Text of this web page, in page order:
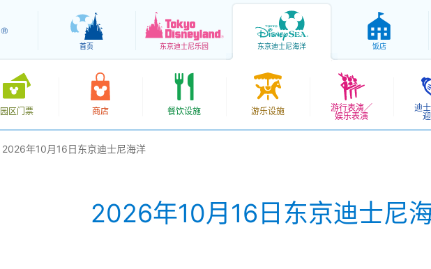
首页 东京迪士尼乐园 东京迪士尼海洋 饭店
园区门票 商店 餐饮设施 游乐设施
游行表演／
娱乐表演
迪
2026年10月16日东京迪士尼海洋
2026年10月16日东京迪士尼